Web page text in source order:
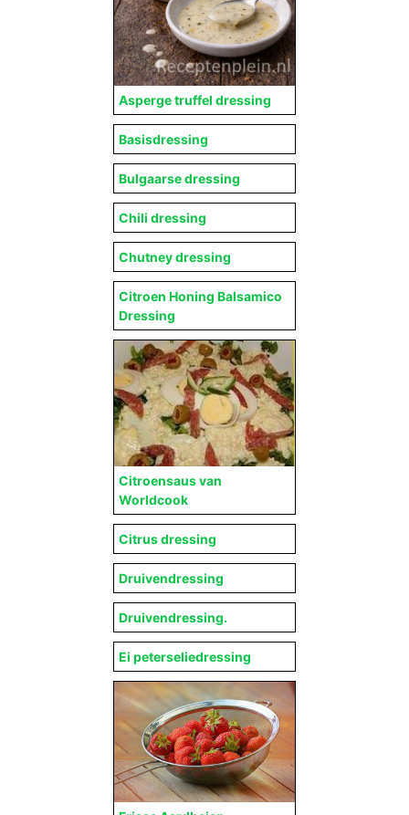
Asperge truffel dressing
Basisdressing
Bulgaarse dressing
Chili dressing
Chutney dressing
Citroen Honing Balsamico
Dressing
Citroensaus van
Worldcook
Citrus dressing
Druivendressing
Druivendressing.
Ei peterseliedressing